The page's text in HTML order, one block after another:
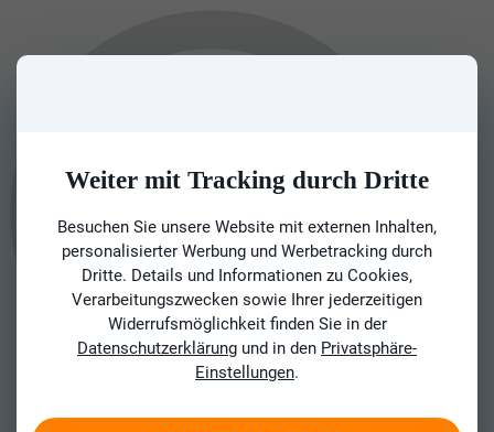
Weiter mit Tracking durch Dritte
Besuchen Sie unsere Website mit externen Inhalten,
personalisierter Werbung und Werbetracking durch
Dritte. Details und Informationen zu Cookies,
Verarbeitungszwecken sowie Ihrer jederzeitigen
Widerrufsmöglichkeit finden Sie in der
Datenschutzerklärung und in den Privatsphäre-
Einstellungen.